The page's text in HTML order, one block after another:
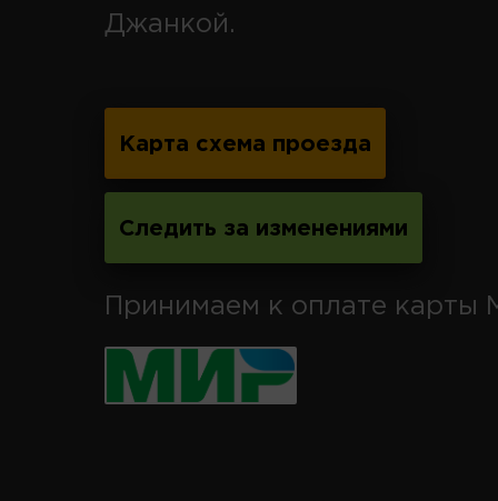
Джанкой.
Карта схема проезда
Следить за изменениями
Принимаем к оплате карты